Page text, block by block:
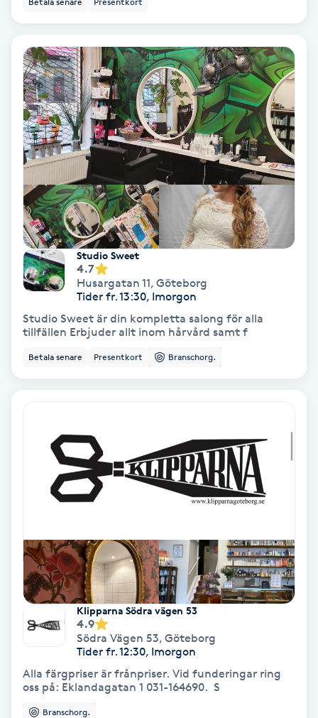
Babylights
Balayage
Bambumassage
Barber
Barnklippning
BIAB
Brynplockning
Celluliter
Coachning
Color correction
Cryoterapi
Studio Sweet
4.7
Husargatan 11, Göteborg
Tider fr. 13:30, Imorgon
Studio Sweet är din kompletta salong för alla
tillfällen Erbjuder allt inom hårvård samt f
Betala senare Presentkort Branschorg.
Klipparna Södra vägen 53
4.9
Södra Vägen 53, Göteborg
Tider fr. 12:30, Imorgon
Alla färgpriser är frånpriser. Vid funderingar ring
oss på: Eklandagatan 1 031-164690. S
Branschorg.